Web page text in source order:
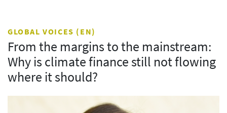
GLOBAL VOICES (EN)
From the margins to the mainstream:
Why is climate finance still not flowing
where it should?